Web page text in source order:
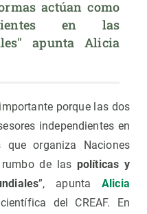
actúan como
en las
apunta Alicia
porque las dos
independientes en
que organiza Naciones
de las políticas y
”, apuntaAlicia
del CREAF. En